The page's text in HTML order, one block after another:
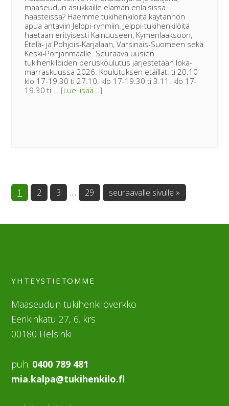
maaseudun asukkaille elämän erilaisissa
haasteissa? Haemme tukihenkilöitä käytännön
apua antaviin Jelppi-ryhmiin. Jelppi-tukihenkilöitä
haetaan erityisesti Kainuuseen, Kymenlaaksoon,
Etelä- ja Pohjois-Karjalaan, Varsinais-Suomeen sekä
Keski-Pohjanmaalle. Seuraava uusien
tukihenkilöiden peruskoulutus järjestetään loka-
marraskuussa 2026. Koulutuksen etäillat: ti 20.10
klo 17-19.30 ti 27.10. klo 17-19.30 ti 3.11. klo 17-
19.30 ti … [Lue lisää...]
Sivu
1 Sivu
2 Sivu
3
Välisivut
jätetty
… Sivu
29 Siirry
seuraavalle sivulle »
YHTEYSTIETOMME
Maaseudun tukihenkilöverkko
Eerikinkatu 27, 6. krs
00180 Helsinki
puh. 0400 789 481
mia.kalpa@tukihenkilo.fi